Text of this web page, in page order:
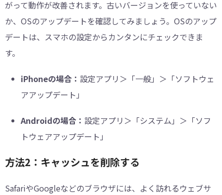
がって動作が改善されます。古いバージョンを使っていない
か、OSのアップデートを確認してみましょう。OSのアップ
デートは、スマホの設定からカンタンにチェックできま
す。
iPhoneの場合： 設定アプリ＞「一般」＞「ソフトウェ
アアップデート」
Androidの場合： 設定アプリ＞「システム」＞「ソフ
トウェアアップデート」
方法2：キャッシュを削除する
SafariやGoogleなどのブラウザには、よく訪れるウェブサ